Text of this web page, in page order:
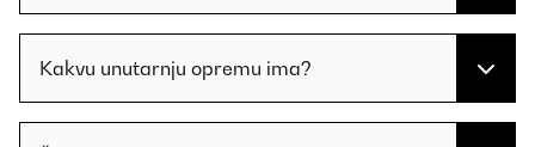
Kakvu unutarnju opremu ima?